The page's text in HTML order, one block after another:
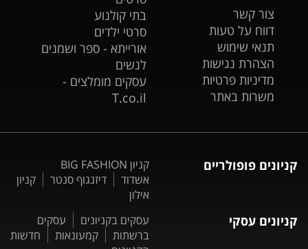
צור קשר
דווח על טעות
תנאי שימוש
הצהרת נגישות
מדיניות פרטיות
משרות באתר
בתי קולנוע
סרטי ילדים
אורייתא - ספר ושמנים
לנשים
עסקים מומלצים -
T.co.il
קניונים פופולריים
קניון BIG FASHION
אשדוד
דיזנגוף סנטר
קניון
אילון
קניונים עסקי עסקים בקניונים
עסקים
ברשתות
קמעונאות
חדשות